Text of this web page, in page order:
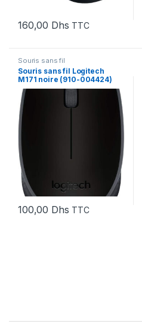
160,00 Dhs TTC
Souris sans fil
Souris sans fil Logitech
M171 noire (910-004424)
100,00 Dhs TTC